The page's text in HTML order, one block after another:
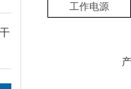
工作电源